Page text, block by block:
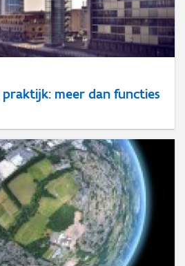
meer dan functies